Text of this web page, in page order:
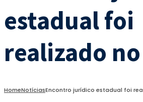
estadual foi
realizado
HomeNotíciasEncontro jurídico estadual foi